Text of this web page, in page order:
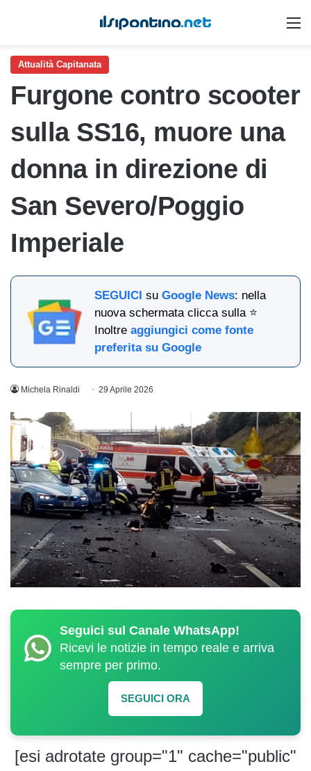
Attualità Capitanata
Furgone contro scooter
sulla SS16, muore una
donna in direzione di
San Severo/Poggio
Imperiale
SEGUICI suGoogle News: nella
nuova schermata clicca sulla ⭐
Inoltreaggiungici come fonte
preferita su Google
Michela Rinaldi 29 Aprile 2026
Seguici sul Canale WhatsApp!
Ricevi le notizie in tempo reale e arriva
sempre per primo.
SEGUICI ORA
[esi adrotate group="1" cache="public"